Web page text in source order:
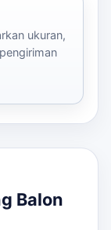
ukuran,
Balon